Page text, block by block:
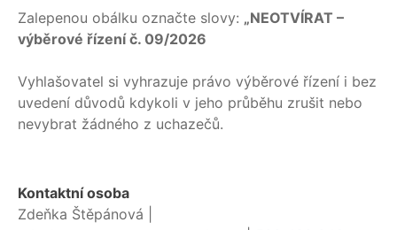
Zalepenou obálku označte slovy: „NEOTVÍRAT –
výběrové řízení č. 09/2026
Vyhlašovatel si vyhrazuje právo výběrové řízení i bez
uvedení důvodů kdykoli v jeho průběhu zrušit nebo
nevybrat žádného z uchazečů.
Kontaktní osoba
Zdeňka Štěpánová |